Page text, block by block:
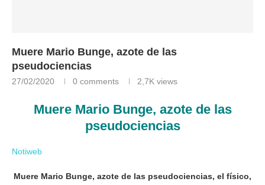
Muere Mario Bunge, azote de las
pseudociencias
27/02/2020 0 comments 2,7K views
Muere Mario Bunge, azote de las
pseudociencias
Notiweb
Muere Mario Bunge, azote de las pseudociencias, el físico,